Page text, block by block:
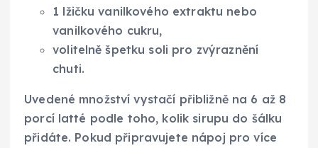
1 lžičku vanilkového extraktu nebo
vanilkového cukru,
volitelně špetku soli pro zvýraznění
chuti.
Uvedené množství vystačí přibližně na 6 až 8
porcí latté podle toho, kolik sirupu do šálku
přidáte. Pokud připravujete nápoj pro více